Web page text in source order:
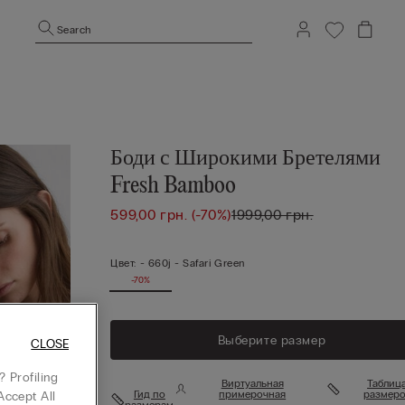
Search
Боди с Широкими Бретелями
Fresh Bamboo
599,00 грн.(-70%)1999,00 грн.
Цвет: - 660j - Safari Green
-70%
Выберите размер
Гид по
Виртуальная
примерочная
Profiling
All
CLOSE